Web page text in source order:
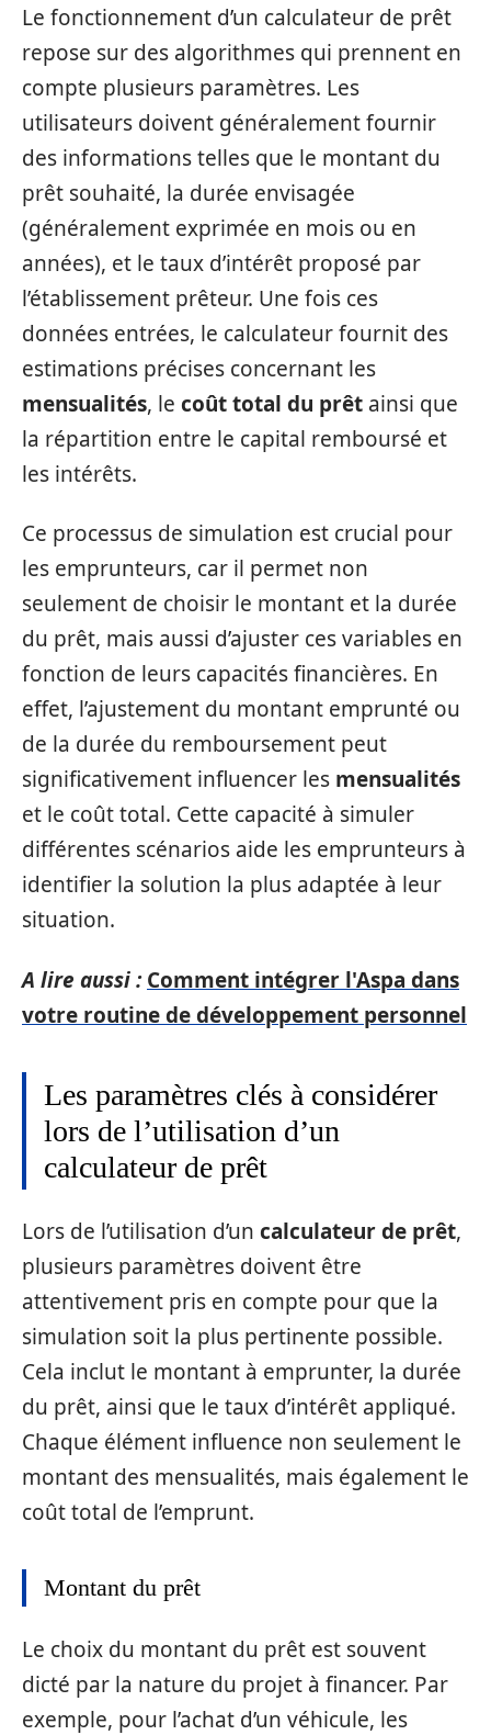
Le fonctionnement d’un calculateur de prêt
repose sur des algorithmes qui prennent en
compte plusieurs paramètres. Les
utilisateurs doivent généralement fournir
des informations telles que le montant du
prêt souhaité, la durée envisagée
(généralement exprimée en mois ou en
années), et le taux d’intérêt proposé par
l’établissement prêteur. Une fois ces
données entrées, le calculateur fournit des
estimations précises concernant les
mensualités, le coût total du prêt ainsi que
la répartition entre le capital remboursé et
les intérêts.
Ce processus de simulation est crucial pour
les emprunteurs, car il permet non
seulement de choisir le montant et la durée
du prêt, mais aussi d’ajuster ces variables en
fonction de leurs capacités financières. En
effet, l’ajustement du montant emprunté ou
de la durée du remboursement peut
significativement influencer les mensualités
et le coût total. Cette capacité à simuler
différentes scénarios aide les emprunteurs à
identifier la solution la plus adaptée à leur
situation.
A lire aussi : Comment intégrer l'Aspa dans
votre routine de développement personnel
Les paramètres clés à considérer
lors de l’utilisation d’un
calculateur de prêt
Lors de l’utilisation d’un calculateur de prêt,
plusieurs paramètres doivent être
attentivement pris en compte pour que la
simulation soit la plus pertinente possible.
Cela inclut le montant à emprunter, la durée
du prêt, ainsi que le taux d’intérêt appliqué.
Chaque élément influence non seulement le
montant des mensualités, mais également le
coût total de l’emprunt.
Montant du prêt
Le choix du montant du prêt est souvent
dicté par la nature du projet à financer. Par
exemple, pour l’achat d’un véhicule, les